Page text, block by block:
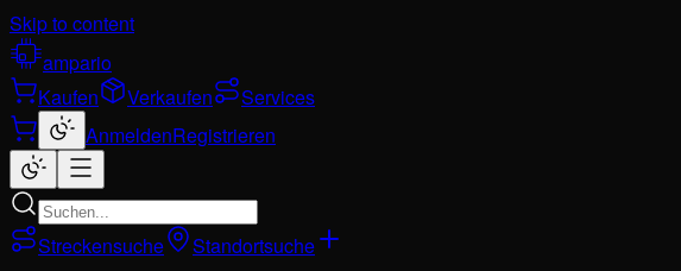
Skip to content
ampario
Kaufen
Verkaufen
Services
AnmeldenRegistrieren
Streckensuche Standortsuche